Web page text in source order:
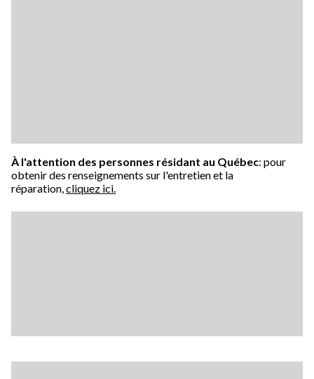
À l'attention des personnes résidant au Québec: pour
obtenir des renseignements sur l'entretien et la
réparation,cliquez ici.